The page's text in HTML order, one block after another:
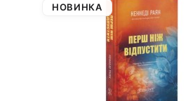
НОВИНКА